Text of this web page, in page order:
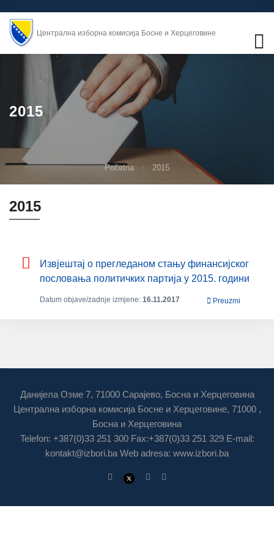
Централна изборна комисија Босне и Херцеговине
2015
Početna 2015
2015
Извјештај о прегледаном стању финансијског
пословања политичких партија у 2015. години
Datum objave/zadnje izmjene: 16.11.2017 Preuzmi
Данијела Озме 7, 71000 Сарајево, Босна и Херцеговина
Централна изборна комисија Босне и Херцеговине, 71000 ,
Босна и Херцеговина
Telefon: +387(0)33 251 300 Fax:+387(0)33 251 329 E-mail:
kontakt@izbori.ba Web adresa: www.izbori.ba